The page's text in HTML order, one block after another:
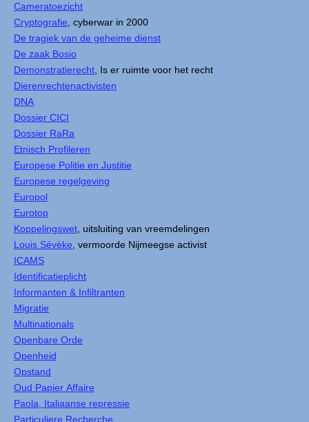
Cameratoezicht
Cryptografie , cyberwar in 2000
De tragiek van de geheime dienst
De zaak Bosio
Demonstratierecht , Is er ruimte voor het recht
Dierenrechtenactivisten
DNA
Dossier CICI
Dossier RaRa
Etnisch Profileren
Europese Politie en Justitie
Europese regelgeving
Europol
Eurotop
Koppelingswet , uitsluiting van vreemdelingen
Louis Sévèke , vermoorde Nijmeegse activist
ICAMS
Identificatieplicht
Informanten & Infiltranten
Migratie
Multinationals
Openbare Orde
Openheid
Opstand
Oud Papier Affaire
Paola, Italiaanse repressie
Particuliere Recherche